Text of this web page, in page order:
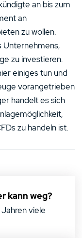
an bis zum
an
zu wollen.
Unternehmens,
zu investieren.
einiges tun und
vorangetrieben
handelt es sich
zu handeln ist.
kann weg?
viele